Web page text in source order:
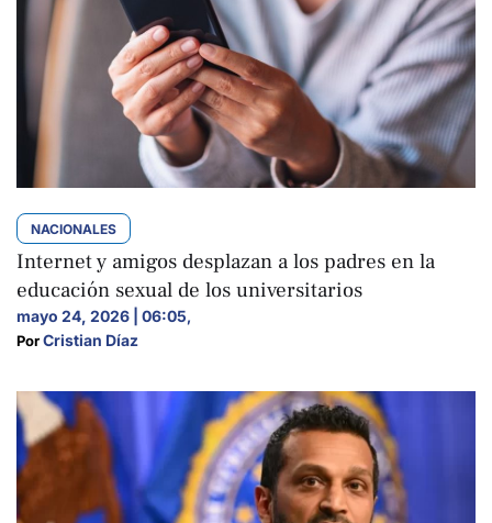
NACIONALES
Internet y amigos desplazan a los padres en la
educación sexual de los universitarios
mayo 24, 2026 | 06:05,
Por Cristian Díaz